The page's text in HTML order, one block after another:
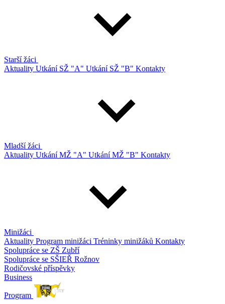
Starší žáci
Aktuality Utkání SŽ "A" Utkání SŽ "B" Kontakty
Mladší žáci
Aktuality Utkání MŽ "A" Utkání MŽ "B" Kontakty
Minižáci
Aktuality Program minižáci Tréninky minižáků Kontakty
Spolupráce se ZŠ Zubří
Spolupráce se SŠIEŘ Rožnov
Rodičovské příspěvky
Business
Program